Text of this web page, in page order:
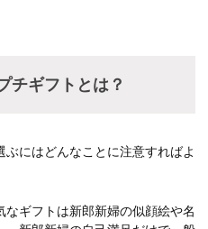
チギフトとは？
にはどんなことに注意すればよ
ギフトは新郎新婦の似顔絵や名